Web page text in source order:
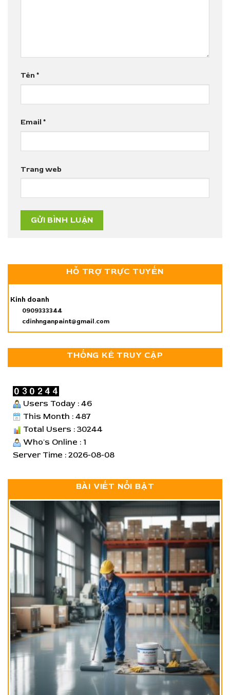
Tên *
Email*
Trang web
HỖ TRỢ TRỰC TUYẾN
Kinh doanh
0909333344
cdinhnganpaint@gmail.com
THỐNG KÊ TRUY CẬP
Users Today : 46
This Month : 487
Total Users : 30244
Who's Online : 1
Server Time : 2026-08-08
BÀI VIẾT NỔI BẬT